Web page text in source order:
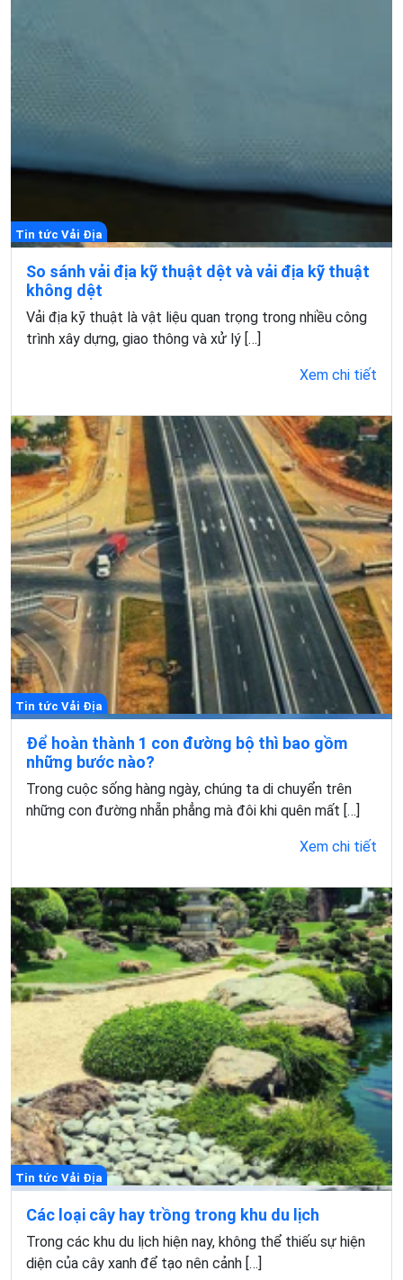
Tin tức Vải Địa
So sánh vải địa kỹ thuật dệt và vải địa kỹ thuật
không dệt
Vải địa kỹ thuật là vật liệu quan trọng trong nhiều công
trình xây dựng, giao thông và xử lý […]
Xem chi tiết
Tin tức Vải Địa
Để hoàn thành 1 con đường bộ thì bao gồm
những bước nào?
Trong cuộc sống hàng ngày, chúng ta di chuyển trên
những con đường nhẵn phẳng mà đôi khi quên mất […]
Xem chi tiết
Tin tức Vải Địa
Các loại cây hay trồng trong khu du lịch
Trong các khu du lịch hiện nay, không thể thiếu sự hiện
diện của cây xanh để tạo nên cảnh […]